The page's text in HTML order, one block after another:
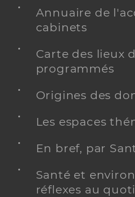
Annuaire de
cabinets
Carte des lieux
programmés
Origines des
Les espaces
En bref, par
Santé et
réflexes au